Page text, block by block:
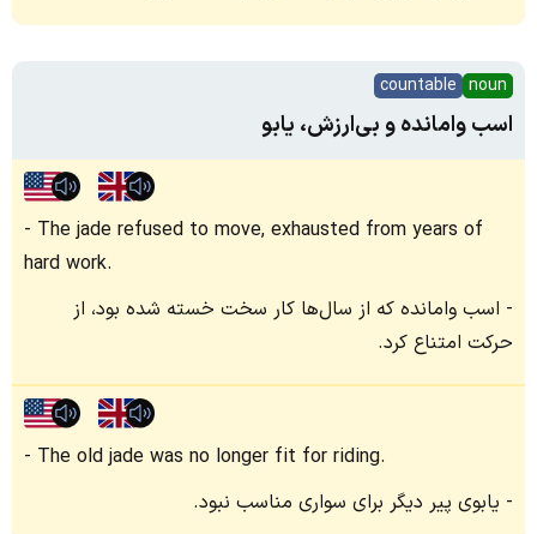
noun
countable
اسب وامانده و بی‌ارزش، یابو
The jade refused to move, exhausted from years of
hard work.
اسب وامانده که از سال‌ها کار سخت خسته شده بود، از
حرکت امتناع کرد.
The old jade was no longer fit for riding.
یابوی پیر دیگر برای سواری مناسب نبود.